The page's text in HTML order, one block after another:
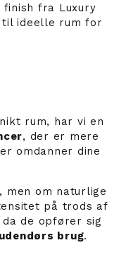
finish fra Luxury
ideelle rum for
rum, har vi en
, der er mere
omdanner dine
om naturlige
på trods af
de opfører sig
brug.